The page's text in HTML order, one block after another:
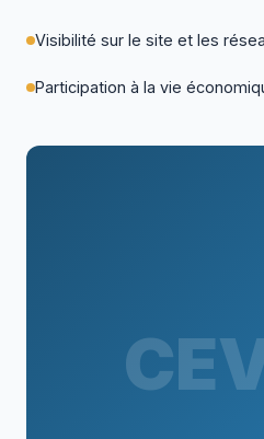
Visibilité sur le site et les
Participation à la vie